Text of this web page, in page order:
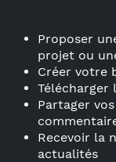
Proposer
projet ou
Créer votre
Télécharger
Partager
Recevoir la
actualités